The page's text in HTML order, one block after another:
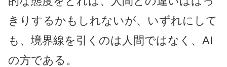
きりするかもしれないが、いずれにして
も、境界線を引くのは人間ではなく、AI
の方である。